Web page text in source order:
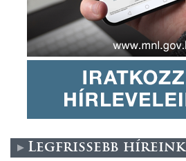
Legfrissebb híreink